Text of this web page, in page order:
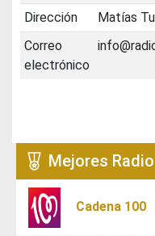
Dirección
Matías
Correo
electrónico
Mejores Radio
Cadena 100